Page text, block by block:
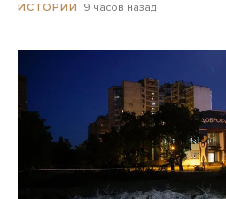
ИСТОРИИ 9 часов назад